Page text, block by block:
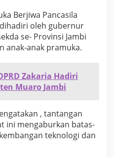
Berjiwa Pancasila
dihadiri oleh gubernur
se- Provinsi Jambi
anak-anak pramuka.
Zakaria Hadiri
Muaro Jambi
, tantangan
ini mengaburkan batas-
teknologi dan